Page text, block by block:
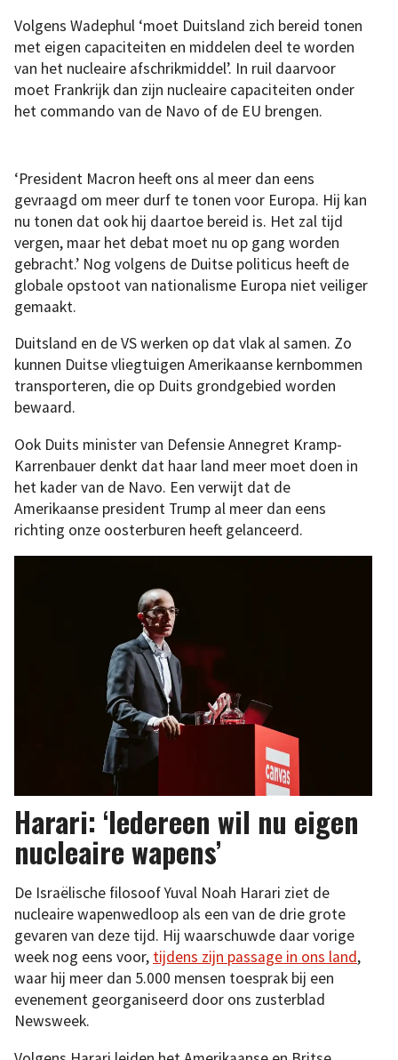
Volgens Wadephul ‘moet Duitsland zich bereid tonen
met eigen capaciteiten en middelen deel te worden
van het nucleaire afschrikmiddel’. In ruil daarvoor
moet Frankrijk dan zijn nucleaire capaciteiten onder
het commando van de Navo of de EU brengen.
‘President Macron heeft ons al meer dan eens
gevraagd om meer durf te tonen voor Europa. Hij kan
nu tonen dat ook hij daartoe bereid is. Het zal tijd
vergen, maar het debat moet nu op gang worden
gebracht.’ Nog volgens de Duitse politicus heeft de
globale opstoot van nationalisme Europa niet veiliger
gemaakt.
Duitsland en de VS werken op dat vlak al samen. Zo
kunnen Duitse vliegtuigen Amerikaanse kernbommen
transporteren, die op Duits grondgebied worden
bewaard.
Ook Duits minister van Defensie Annegret Kramp-
Karrenbauer denkt dat haar land meer moet doen in
het kader van de Navo. Een verwijt dat de
Amerikaanse president Trump al meer dan eens
richting onze oosterburen heeft gelanceerd.
Harari: ‘Iedereen wil nu eigen
nucleaire wapens’
De Israëlische filosoof Yuval Noah Harari ziet de
nucleaire wapenwedloop als een van de drie grote
gevaren van deze tijd. Hij waarschuwde daar vorige
week nog eens voor, tijdens zijn passage in ons land,
waar hij meer dan 5.000 mensen toesprak bij een
evenement georganiseerd door ons zusterblad
Newsweek.